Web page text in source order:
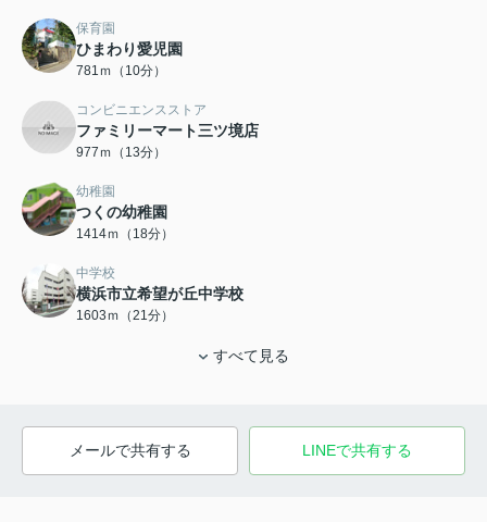
保育園
ひまわり愛児園
781ｍ（10分）
コンビニエンスストア
ファミリーマート三ツ境店
977ｍ（13分）
幼稚園
つくの幼稚園
1414ｍ（18分）
中学校
横浜市立希望が丘中学校
1603ｍ（21分）
すべて見る
メールで共有する LINEで共有する